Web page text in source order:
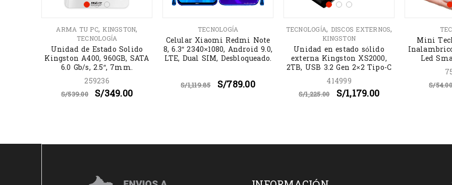
ARMA TU PC, KINGSTON,
TECNOLOGÍA
Unidad de Estado Solido
Kingston A400, 960GB, SATA
6.0 Gb/s, 2.5″, 7mm.
259236
S/539.00 S/349.00
TECNOLOGÍA
Celular Xiaomi Redmi Note
8, 6.3″ 2340×1080, Android 9.0,
LTE, Dual SIM, Desbloqueado.
S/1,119.85 S/789.00
TECNOLOGÍA, DISCOS EXTERNOS,
KINGSTON
Unidad en estado sólido
externa Kingston XS2000,
2TB, USB 3.2 Gen 2×2 Tipo-C
414999
S/1,225.00 S/1,179.00
Mini
Led
S/54.00